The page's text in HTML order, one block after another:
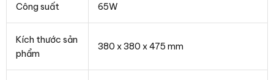
Công suất 65W
Kích thước sản
phẩm
380 x 380 x 475 mm